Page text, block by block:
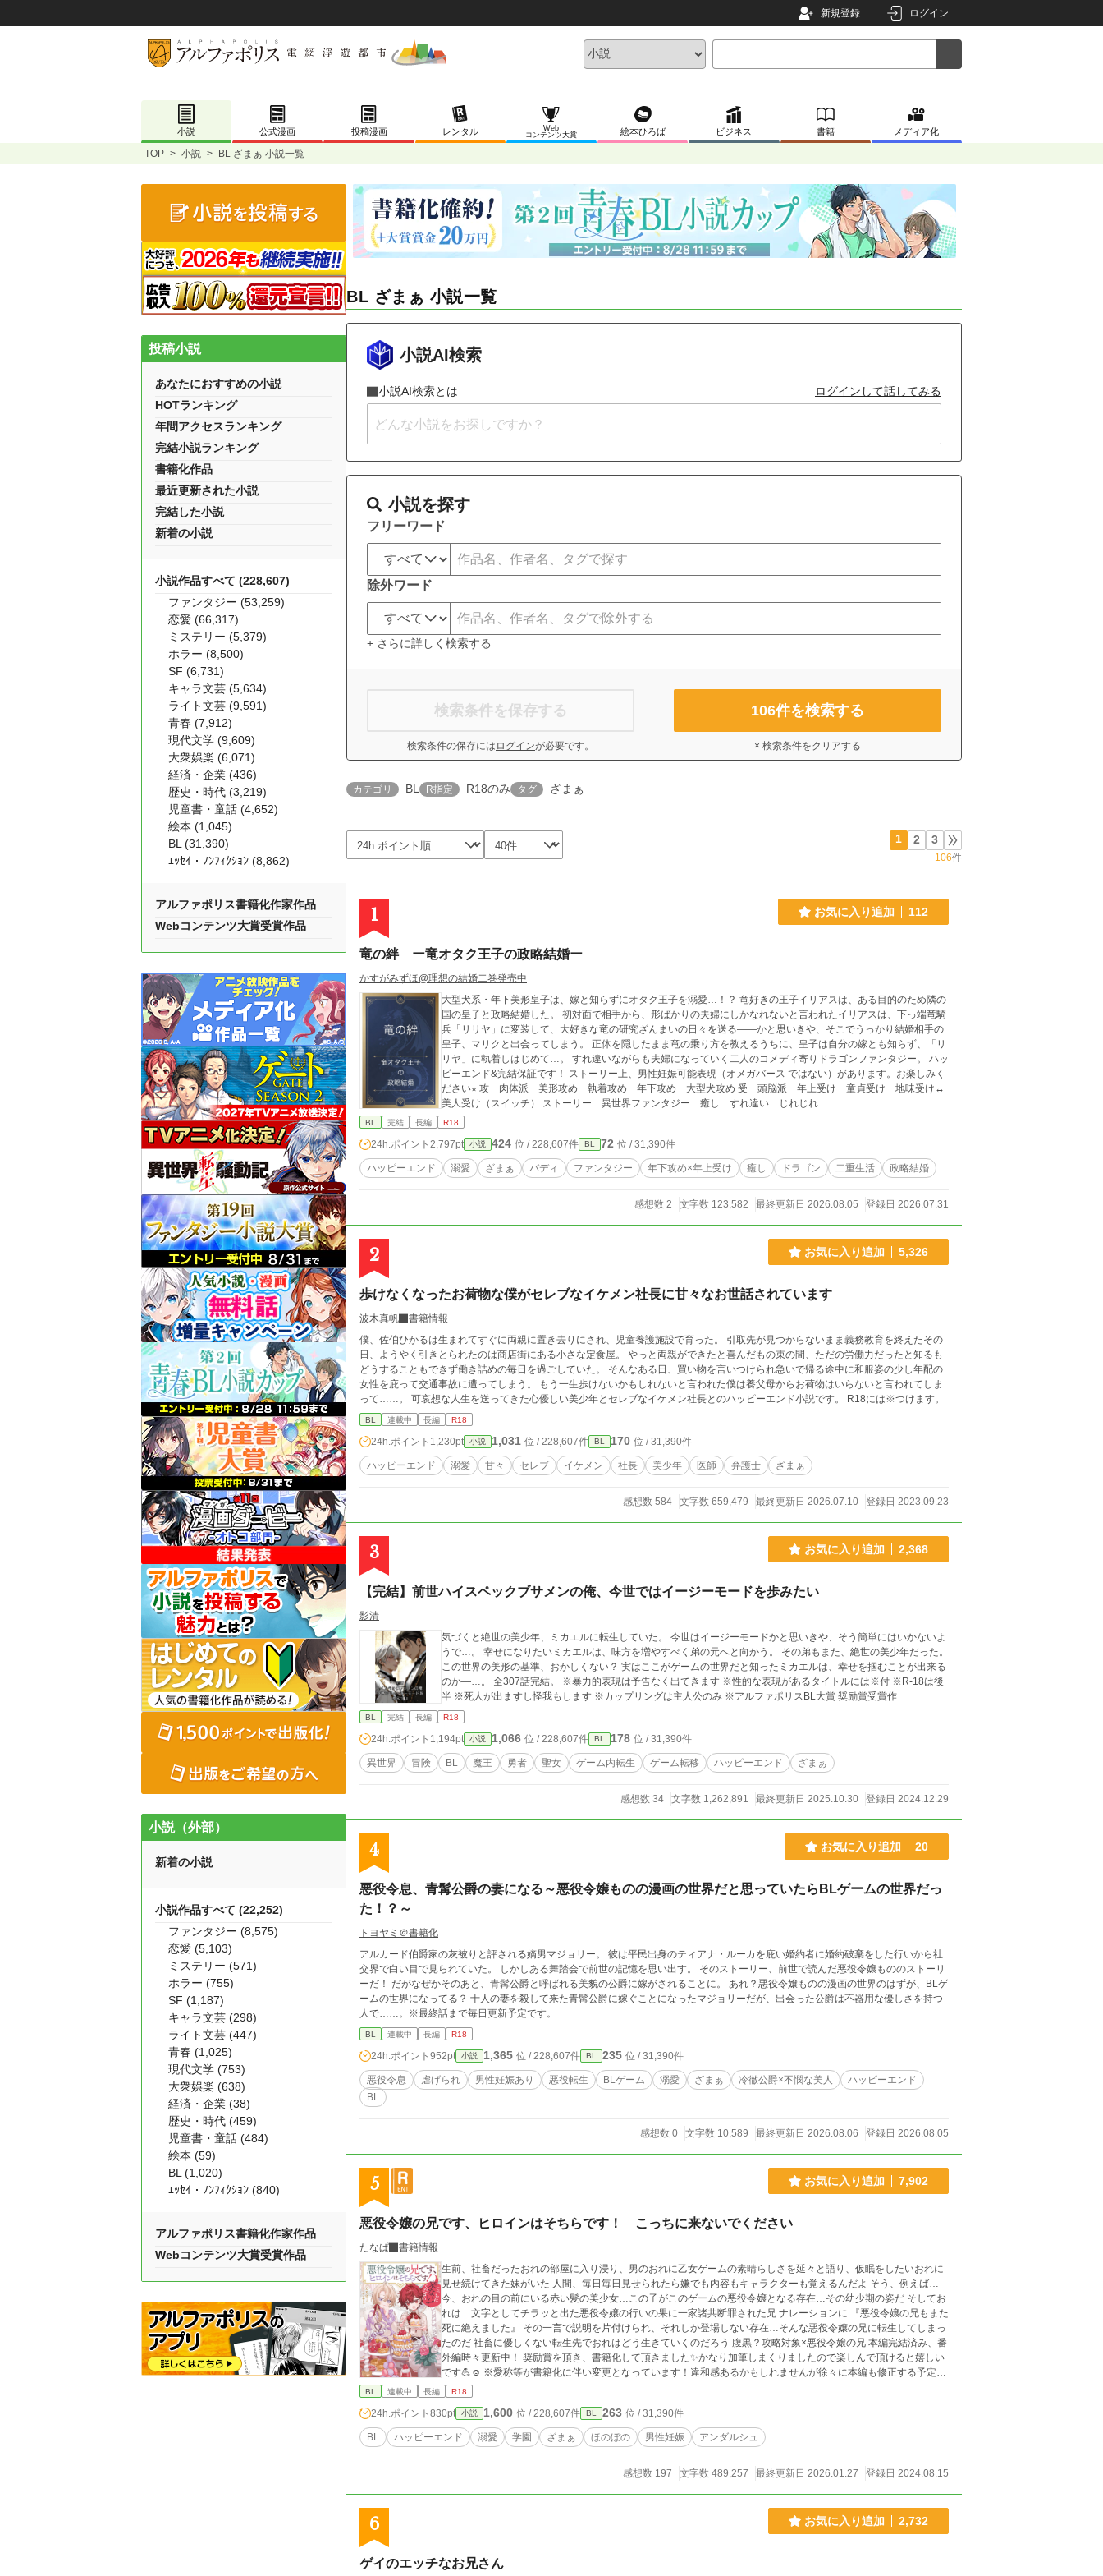
新規登録 ログイン
小説 公式漫画 投稿漫画 レンタル
Web
コンテンツ大賞
絵本ひろば ビジネス 書籍 メディア化
TOP > 小説 > BL ざまぁ 小説一覧
BL ざまぁ 小説一覧
小説AI検索
小説AI検索とは ログインして話してみる
小説を探す
フリーワード
除外ワード
+ さらに詳しく検索する
検索条件を保存する
検索条件の保存には ログインが必要です。
106件を検索する
× 検索条件をクリアする
カテゴリ BL R指定 R18のみ タグ ざまぁ
1 2 3
106件
1 お気に入り追加 112
竜の絆 ー竜オタク王子の政略結婚ー
かすがみずほ@理想の結婚二巻発売中
大型犬系・年下美形皇子は、嫁と知らずにオタク王子を溺愛…！？ 竜好きの王子イリアスは、ある目的のため隣の
国の皇子と政略結婚した。 初対面で相手から、形ばかりの夫婦にしかなれないと言われたイリアスは、下っ端竜騎
兵「リリヤ」に変装して、大好きな竜の研究ざんまいの日々を送る――かと思いきや、そこでうっかり結婚相手の
皇子、マリクと出会ってしまう。 正体を隠したまま竜の乗り方を教えるうちに、皇子は自分の嫁とも知らず、「リ
リヤ」に執着しはじめて…。 すれ違いながらも夫婦になっていく二人のコメディ寄りドラゴンファンタジー。 ハッ
ピーエンド&完結保証です！ ストーリー上、男性妊娠可能表現（オメガバース ではない）があります。お楽しみく
ださい⭐︎ 攻 肉体派 美形攻め 執着攻め 年下攻め 大型犬攻め 受 頭脳派 年上受け 童貞受け 地味受け↔︎
美人受け（スイッチ） ストーリー 異世界ファンタジー 癒し すれ違い じれじれ
BL 完結 長編 R18
24h.ポイント 2,797pt 小説 424 位 / 228,607件 BL 72 位 / 31,390件
ハッピーエンド 溺愛 ざまぁ バディ ファンタジー 年下攻め×年上受け 癒し ドラゴン 二重生活 政略結婚
感想数 2 文字数 123,582 最終更新日 2026.08.05 登録日 2026.07.31
2 お気に入り追加 5,326
歩けなくなったお荷物な僕がセレブなイケメン社長に甘々なお世話されています
波木真帆
書籍情報
僕、佐伯ひかるは生まれてすぐに両親に置き去りにされ、児童養護施設で育った。 引取先が見つからないまま義務教育を終えたその
日、ようやく引きとられたのは商店街にある小さな定食屋。 やっと両親ができたと喜んだもの束の間、ただの労働力だったと知るも
どうすることもできず働き詰めの毎日を過ごしていた。 そんなある日、買い物を言いつけられ急いで帰る途中に和服姿の少し年配の
女性を庇って交通事故に遭ってしまう。 もう一生歩けないかもしれないと言われた僕は養父母からお荷物はいらないと言われてしま
って……。 可哀想な人生を送ってきた心優しい美少年とセレブなイケメン社長とのハッピーエンド小説です。 R18には※つけます。
BL 連載中 長編 R18
24h.ポイント 1,230pt 小説 1,031 位 / 228,607件 BL 170 位 / 31,390件
ハッピーエンド 溺愛 甘々 セレブ イケメン 社長 美少年 医師 弁護士 ざまぁ
感想数 584 文字数 659,479 最終更新日 2026.07.10 登録日 2023.09.23
3 お気に入り追加 2,368
【完結】前世ハイスペックブサメンの俺、今世ではイージーモードを歩みたい
影清
気づくと絶世の美少年、ミカエルに転生していた。 今世はイージーモードかと思いきや、そう簡単にはいかないよ
うで…。 幸せになりたいミカエルは、味方を増やすべく弟の元へと向かう。 その弟もまた、絶世の美少年だった。
この世界の美形の基準、おかしくない？ 実はここがゲームの世界だと知ったミカエルは、幸せを掴むことが出来る
のか―…。 全307話完結。 ※暴力的表現は予告なく出てきます ※性的な表現があるタイトルには※付 ※R-18は後
半 ※死人が出ますし怪我もします ※カップリングは主人公のみ ※アルファポリスBL大賞 奨励賞受賞作
BL 完結 長編 R18
24h.ポイント 1,194pt 小説 1,066 位 / 228,607件 BL 178 位 / 31,390件
異世界 冒険 BL 魔王 勇者 聖女 ゲーム内転生 ゲーム転移 ハッピーエンド ざまぁ
感想数 34 文字数 1,262,891 最終更新日 2025.10.30 登録日 2024.12.29
4 お気に入り追加 20
悪役令息、青髯公爵の妻になる～悪役令嬢ものの漫画の世界だと思っていたらBLゲームの世界だっ
た！？～
トヨヤミ＠書籍化
アルカード伯爵家の灰被りと評される嫡男マジョリー。 彼は平民出身のティアナ・ルーカを庇い婚約者に婚約破棄をした行いから社
交界で白い目で見られていた。 しかしある舞踏会で前世の記憶を思い出す。 そのストーリー、前世で読んだ悪役令嬢もののストーリ
ーだ！ だがなぜかそのあと、青髯公爵と呼ばれる美貌の公爵に嫁がされることに。 あれ？悪役令嬢ものの漫画の世界のはずが、BLゲ
ームの世界になってる？ 十人の妻を殺して来た青髯公爵に嫁ぐことになったマジョリーだが、出会った公爵は不器用な優しさを持つ
人で……。※最終話まで毎日更新予定です。
BL 連載中 長編 R18
24h.ポイント 952pt 小説 1,365 位 / 228,607件 BL 235 位 / 31,390件
悪役令息 虐げられ 男性妊娠あり 悪役転生 BLゲーム 溺愛 ざまぁ 冷徹公爵×不憫な美人
ハッピーエンド
BL
感想数 0 文字数 10,589 最終更新日 2026.08.06 登録日 2026.08.05
5 お気に入り追加 7,902
悪役令嬢の兄です、ヒロインはそちらです！ こっちに来ないでください
たなぱ
書籍情報
生前、社畜だったおれの部屋に入り浸り、男のおれに乙女ゲームの素晴らしさを延々と語り、仮眠をしたいおれに
見せ続けてきた妹がいた 人間、毎日毎日見せられたら嫌でも内容もキャラクターも覚えるんだよ そう、例えば…
今、おれの目の前にいる赤い髪の美少女…この子がこのゲームの悪役令嬢となる存在…その幼少期の姿だ そしてお
れは…文字としてチラッと出た悪役令嬢の行いの果に一家諸共断罪された兄 ナレーションに 『悪役令嬢の兄もまた
死に絶えました』 その一言で説明を片付けられ、それしか登場しない存在…そんな悪役令嬢の兄に転生してしまっ
たのだ 社畜に優しくない転生先でおれはどう生きていくのだろう 腹黒？攻略対象×悪役令嬢の兄 本編完結済み、番
外編時々更新中！ 奨励賞を頂き、書籍化して頂きました✨️かなり加筆しまくりましたので楽しんで頂けると嬉しい
です💪☺ ※愛称等が書籍化に伴い変更となっています！違和感あるかもしれませんが徐々に本編も修正する予定で
す！ あと、変わらずこそこそ第二部準備中！
BL 連載中 長編 R18
24h.ポイント 830pt 小説 1,600 位 / 228,607件 BL 263 位 / 31,390件
BL ハッピーエンド 溺愛 学園 ざまぁ ほのぼの 男性妊娠 アンダルシュ
感想数 197 文字数 489,257 最終更新日 2026.01.27 登録日 2024.08.15
6 お気に入り追加 2,732
ゲイのエッチなお兄さん
投稿小説
あなたにおすすめの小説
HOTランキング
年間アクセスランキング
完結小説ランキング
書籍化作品
最近更新された小説
完結した小説
新着の小説
小説作品すべて (228,607)
ファンタジー (53,259)
恋愛 (66,317)
ミステリー (5,379)
ホラー (8,500)
SF (6,731)
キャラ文芸 (5,634)
ライト文芸 (9,591)
青春 (7,912)
現代文学 (9,609)
大衆娯楽 (6,071)
経済・企業 (436)
歴史・時代 (3,219)
児童書・童話 (4,652)
絵本 (1,045)
BL (31,390)
ｴｯｾｲ・ﾉﾝﾌｨｸｼｮﾝ (8,862)
アルファポリス書籍化作家作品
Webコンテンツ大賞受賞作品
小説（外部）
新着の小説
小説作品すべて (22,252)
ファンタジー (8,575)
恋愛 (5,103)
ミステリー (571)
ホラー (755)
SF (1,187)
キャラ文芸 (298)
ライト文芸 (447)
青春 (1,025)
現代文学 (753)
大衆娯楽 (638)
経済・企業 (38)
歴史・時代 (459)
児童書・童話 (484)
絵本 (59)
BL (1,020)
ｴｯｾｲ・ﾉﾝﾌｨｸｼｮﾝ (840)
アルファポリス書籍化作家作品
Webコンテンツ大賞受賞作品